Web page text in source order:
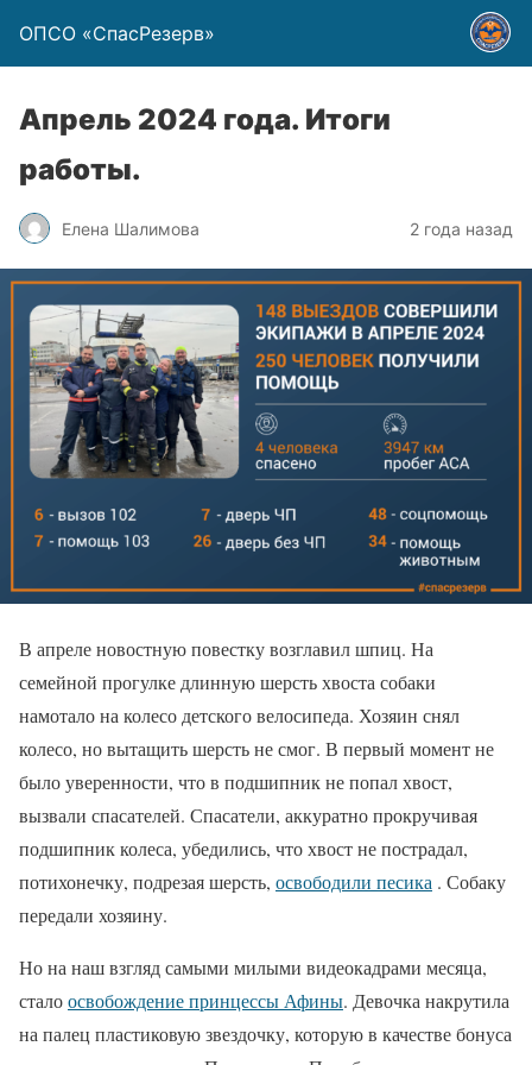
ОПСО «СпасРезерв»
Апрель 2024 года. Итоги
работы.
Елена Шалимова 2 года назад
В апреле новостную повестку возглавил шпиц. На
семейной прогулке длинную шерсть хвоста собаки
намотало на колесо детского велосипеда. Хозяин снял
колесо, но вытащить шерсть не смог. В первый момент не
было уверенности, что в подшипник не попал хвост,
вызвали спасателей. Спасатели, аккуратно прокручивая
подшипник колеса, убедились, что хвост не пострадал,
потихонечку, подрезая шерсть, освободили песика . Собаку
передали хозяину.
Но на наш взгляд самыми милыми видеокадрами месяца,
сталоосвобождение принцессы Афины. Девочка накрутила
на палец пластиковую звездочку, которую в качестве бонуса